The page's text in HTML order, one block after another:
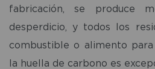
fabricación, se produce
desperdicio, y todos los
combustible o alimento
la huella de carbono es